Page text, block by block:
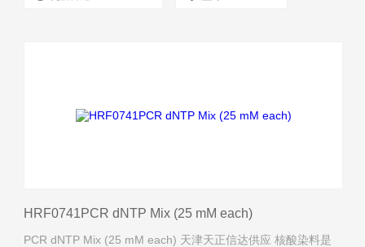
HRF0741PCR dNTP Mix (25 mM each)
PCR dNTP Mix (25 mM each) 天津天正信达供应 核酸染料是